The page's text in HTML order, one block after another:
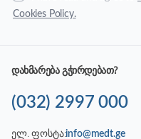
Cookies Policy.
დახმარება გჭირდებათ?
(032) 2997 000
ელ. ფოსტა:info@medt.ge